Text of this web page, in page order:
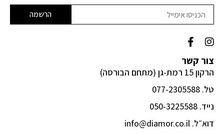
הרשמה
F
a
c
e
b
o
o
k
f
I
n
s
t
a
g
r
a
צור קשר
הרקון 15 רמת-גן (מתחם הבורסה)
טל. 077-2305588
נייד. 050-3225588
דוא״ל. info@diamor.co.il